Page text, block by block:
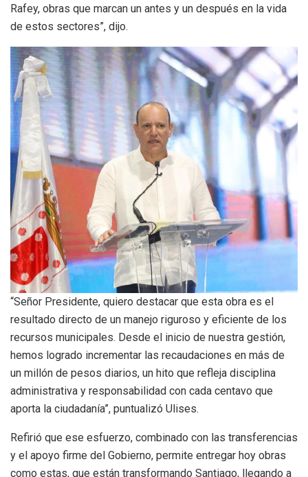
Rafey, obras que marcan un antes y un después en la vida
de estos sectores”, dijo.
“Señor Presidente, quiero destacar que esta obra es el
resultado directo de un manejo riguroso y eficiente de los
recursos municipales. Desde el inicio de nuestra gestión,
hemos logrado incrementar las recaudaciones en más de
un millón de pesos diarios, un hito que refleja disciplina
administrativa y responsabilidad con cada centavo que
aporta la ciudadanía”, puntualizó Ulises.
Refirió que ese esfuerzo, combinado con las transferencias
y el apoyo firme del Gobierno, permite entregar hoy obras
como estas, que están transformando Santiago, llegando a